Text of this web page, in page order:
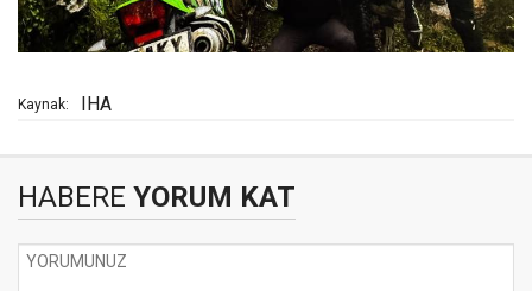
Kaynak: IHA
HABERE YORUM KAT